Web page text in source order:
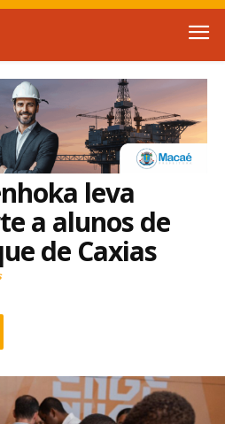
leva
a alunos de
de Caxias